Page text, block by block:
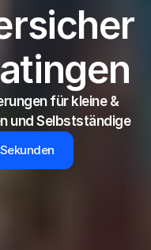
für kleine &
und Selbstständige